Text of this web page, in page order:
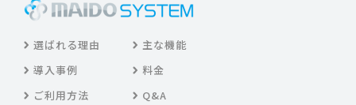
選ばれる理由
主な機能
導入事例
料金
ご利用方法
Q&A